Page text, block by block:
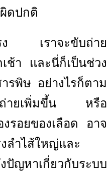
ดปกติ
รง เราจะขับถ่าย
ช้า และนี่ก็เป็นช่วง
รพิษ อย่างไรก็ตาม
ถ่ายเพิ่มขึ้น หรือ
รอยของเลือด อาจ
ลำไส้ใหญ่และ
ญหาเกี่ยวกับระบบ